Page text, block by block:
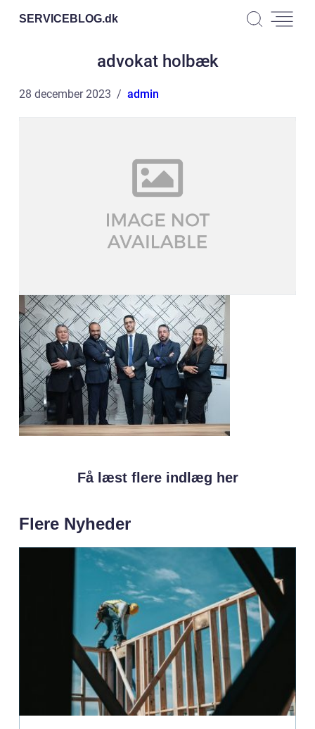
SERVICEBLOG.dk
advokat holbæk
28 december 2023 admin
Få læst flere indlæg her
Flere Nyheder